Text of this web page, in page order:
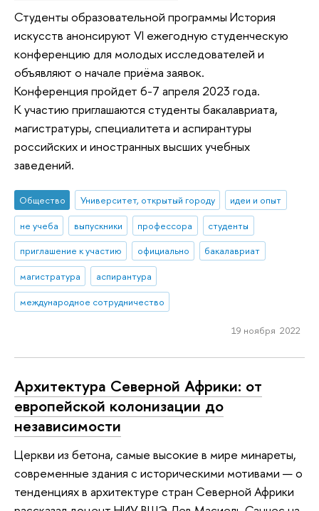
Студенты образовательной программы История
искусств анонсируют VI ежегодную студенческую
конференцию для молодых исследователей и
объявляют о начале приёма заявок.
Конференция пройдет 6-7 апреля 2023 года.
К участию приглашаются студенты бакалавриата,
магистратуры, специалитета и аспирантуры
российских и иностранных высших учебных
заведений.
Общество Университет, открытый городу
идеи и опыт
не учеба
выпускники профессора
студенты
приглашение к участию
официально
бакалавриат
магистратура
аспирантура
международное сотрудничество
19 ноября 2022
Архитектура Северной Африки: от
европейской колонизации до
независимости
Церкви из бетона, самые высокие в мире минареты,
современные здания с историческими мотивами — о
тенденциях в архитектуре стран Северной Африки